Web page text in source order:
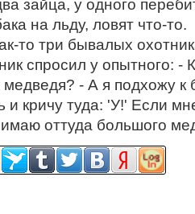
зайца, у одного
на льду, ловят что-то.
то три бывалых
спросил у опытного: -
медведя? - А я подхожу
и кричу туда: 'У!' Если
оттуда большого